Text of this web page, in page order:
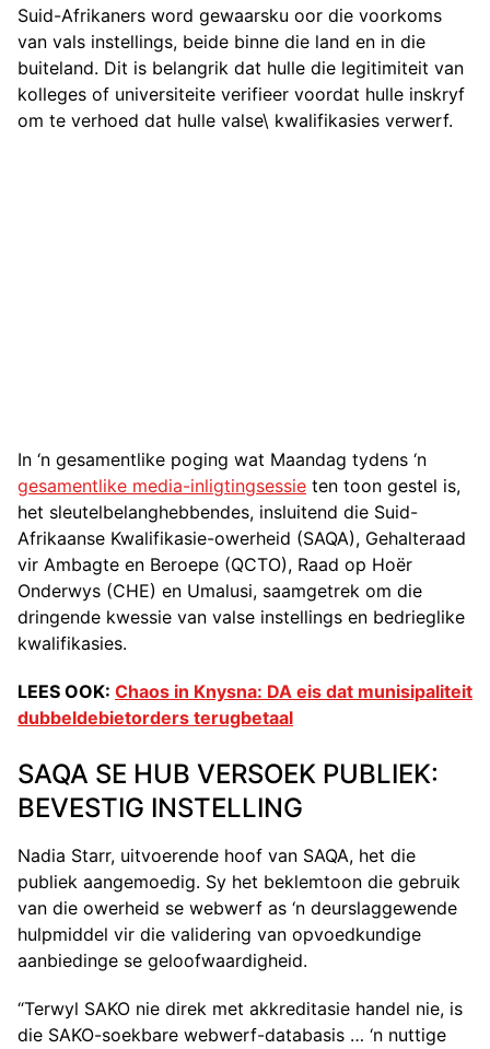
Suid-Afrikaners word gewaarsku oor die voorkoms
van vals instellings, beide binne die land en in die
buiteland. Dit is belangrik dat hulle die legitimiteit van
kolleges of universiteite verifieer voordat hulle inskryf
om te verhoed dat hulle valse\ kwalifikasies verwerf.
In ‘n gesamentlike poging wat Maandag tydens ‘n
gesamentlike media-inligtingsessie ten toon gestel is,
het sleutelbelanghebbendes, insluitend die Suid-
Afrikaanse Kwalifikasie-owerheid (SAQA), Gehalteraad
vir Ambagte en Beroepe (QCTO), Raad op Hoër
Onderwys (CHE) en Umalusi, saamgetrek om die
dringende kwessie van valse instellings en bedrieglike
kwalifikasies.
LEES OOK: Chaos in Knysna: DA eis dat munisipaliteit
dubbeldebietorders terugbetaal
SAQA SE HUB VERSOEK PUBLIEK:
BEVESTIG INSTELLING
Nadia Starr, uitvoerende hoof van SAQA, het die
publiek aangemoedig. Sy het beklemtoon die gebruik
van die owerheid se webwerf as ‘n deurslaggewende
hulpmiddel vir die validering van opvoedkundige
aanbiedinge se geloofwaardigheid.
“Terwyl SAKO nie direk met akkreditasie handel nie, is
die SAKO-soekbare webwerf-databasis … ‘n nuttige